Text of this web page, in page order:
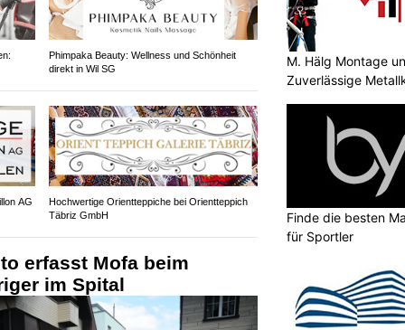
Phimpaka Beauty: Wellness und Schönheit
direkt in Wil SG
AG
Hochwertige Orientteppiche bei Orientteppich
Täbriz GmbH
erfasst Mofa beim
im Spital
M. Hälg Montage
Zuverlässige
Finde die besten
für Sportler